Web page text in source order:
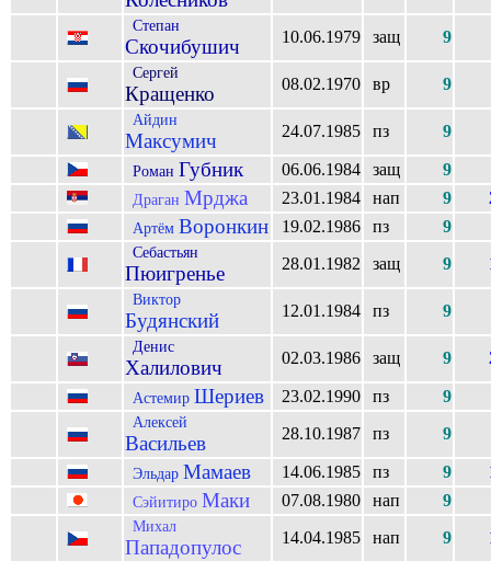
Степан
Скочибушич 10.06.1979 защ 9
Сергей
Кращенко 08.02.1970 вр 9
Айдин
Максумич 24.07.1985 пз 9
Роман Губник 06.06.1984 защ 9
Драган Мрджа 23.01.1984 нап 9
Артём Воронкин 19.02.1986 пз 9
Себастьян
Пюигренье 28.01.1982 защ 9
Виктор
Будянский 12.01.1984 пз 9
Денис
Халилович 02.03.1986 защ 9
Астемир Шериев 23.02.1990 пз 9
Алексей
Васильев 28.10.1987 пз 9
Эльдар Мамаев 14.06.1985 пз 9
Сэйитиро Маки 07.08.1980 нап 9
Михал
Пападопулос 14.04.1985 нап 9